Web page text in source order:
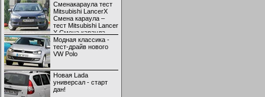
Сменакараула тест
Mitsubishi LancerX
Смена караула –
тест Mitsubishi Lancer
X Смена караула –
тест Mitsubishi Lancer
X
Модная классика -
тест-драйв нового
VW Polo
Новая Lada
универсал - старт
дан!